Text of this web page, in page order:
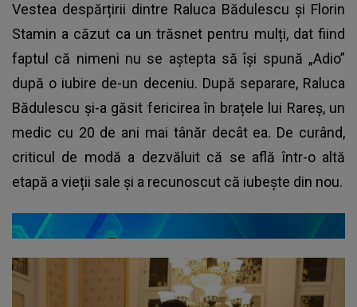
Vestea despărțirii dintre Raluca Bădulescu și Florin
Stamin a căzut ca un trăsnet pentru mulți, dat fiind
faptul că nimeni nu se aștepta să își spună „Adio”
după o iubire de-un deceniu. După separare, Raluca
Bădulescu și-a găsit fericirea în brațele lui Rareș, un
medic cu 20 de ani mai tânăr decât ea. De curând,
criticul de modă a dezvăluit că se află într-o altă
etapă a vieții sale și a recunoscut că iubește din nou.